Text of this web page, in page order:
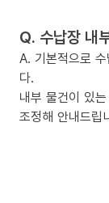
Q. 수납장 내
A. 기본적으로
다.
내부 물건이 있
조정해 안내드립